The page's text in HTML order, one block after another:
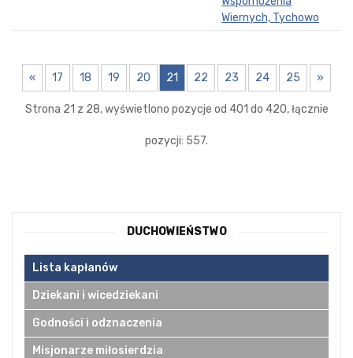
Wiernych, Tychowo
« 17 18 19 20 21 22 23 24 25 »
Strona 21 z 28, wyświetlono pozycje od 401 do 420, łącznie
pozycji: 557.
DUCHOWIEŃSTWO
Lista kapłanów
Dziekani i wicedziekani
Godności i odznaczenia
Misjonarze miłosierdzia